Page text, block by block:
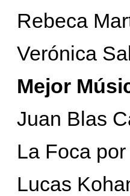
Rebeca
Verónica
Mejor
Juan Blas
La Foca
Lucas